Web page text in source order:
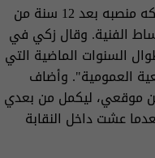
أعلن أمس تركه منصبه بعد 12 سنة من
الفنية. وقال زكي في
السنوات الماضية التي
العمومية". وأضاف
موقعي، ليكمل من بعدي
عشت داخل النقابة